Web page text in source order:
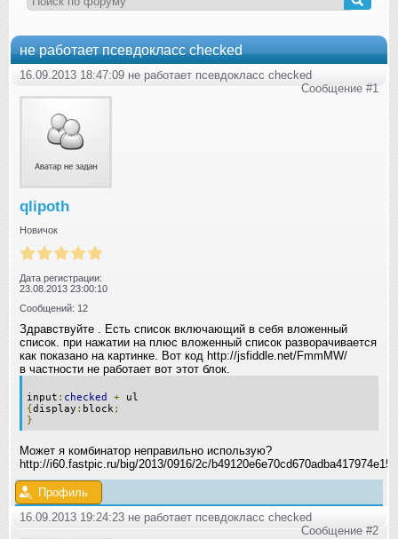
не работает псевдокласс checked
16.09.2013 18:47:09 не работает псевдокласс checked
Сообщение #1
qlipoth
Новичок
Дата регистрации:
23.08.2013 23:00:10
Сообщений: 12
Здравствуйте . Есть список включающий в себя вложенный
список. при нажатии на плюс вложенный список разворачивается
как показано на картинке. Вот код http://jsfiddle.net/FmmMW/
в частности не работает вот этот блок.
input : checked + ul
{ display : block;
}
Может я комбинатор неправильно использую?
http://i60.fastpic.ru/big/2013/0916/2c/
Профиль
16.09.2013 19:24:23 не работает псевдокласс checked
Сообщение #2